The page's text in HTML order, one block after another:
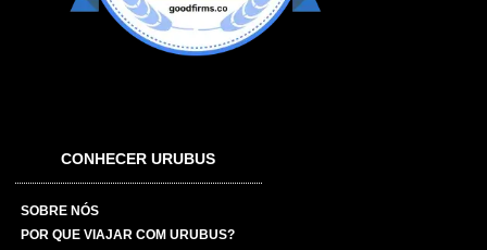
CONHECER URUBUS
SOBRE NÓS
POR QUE VIAJAR COM URUBUS?